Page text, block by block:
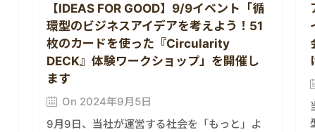
【IDEAS FOR GOOD】9/9イベント「循
環型のビジネスアイデアを考えよう！51
枚のカードを使った『Circularity
DECK』体験ワークショップ」を開催し
ます
On 2024年9月5日
9月9日、当社が運営する社会を「もっと」よ